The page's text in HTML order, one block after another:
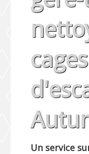
cages
Un service